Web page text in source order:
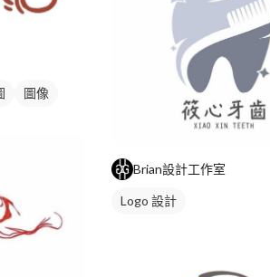
圖像
Brian設計工作室
Logo 設計